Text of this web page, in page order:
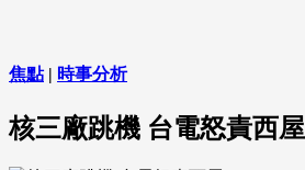
焦點| 時事分析
核三廠跳機 台電怒責西屋